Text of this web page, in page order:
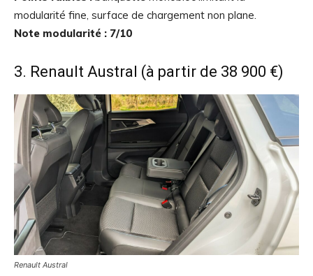
modularité fine, surface de chargement non plane.
Note modularité : 7/10
3. Renault Austral (à partir de 38 900 €)
Renault Austral